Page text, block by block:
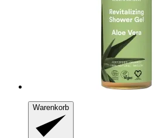
Warenkorb